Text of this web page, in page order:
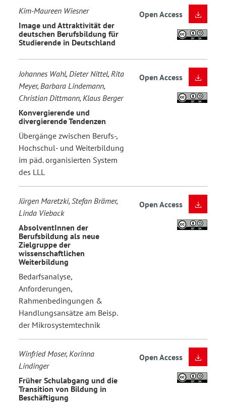
Kim-Maureen Wiesner
Image und Attraktivität der
deutschen Berufsbildung für
Studierende in Deutschland
Open Access
Johannes Wahl, Dieter Nittel, Rita
Meyer, Barbara Lindemann,
Christian Dittmann, Klaus Berger
Konvergierende und
divergierende Tendenzen
Übergänge zwischen Berufs-,
Hochschul- und Weiterbildung
im päd. organisierten System
des LLL
Open Access
Jürgen Maretzki, Stefan Brämer,
Linda Vieback
AbsolventInnen der
Berufsbildung als neue
Zielgruppe der
wissenschaftlichen
Weiterbildung
Bedarfsanalyse,
Anforderungen,
Rahmenbedingungen &
Handlungsansätze am Beisp.
der Mikrosystemtechnik
Open Access
Winfried Moser, Korinna
Lindinger
Früher Schulabgang und die
Transition von Bildung in
Beschäftigung
Open Access